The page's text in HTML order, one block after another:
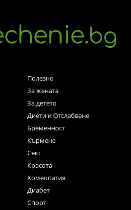
Полезно
За жената
За детето
Диети и Отслабване
Бременност
Кърмене
Секс
Красота
Хомеопатия
Диабет
Спорт